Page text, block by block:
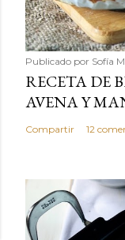
Publicado por Sofía
RECETA DE
AVENA Y
Compartir 12